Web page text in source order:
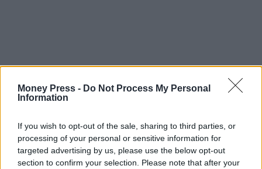
Money Press - Do Not Process My Personal
Information
If you wish to opt-out of the sale, sharing to third parties, or
processing of your personal or sensitive information for
targeted advertising by us, please use the below opt-out
section to confirm your selection. Please note that after your